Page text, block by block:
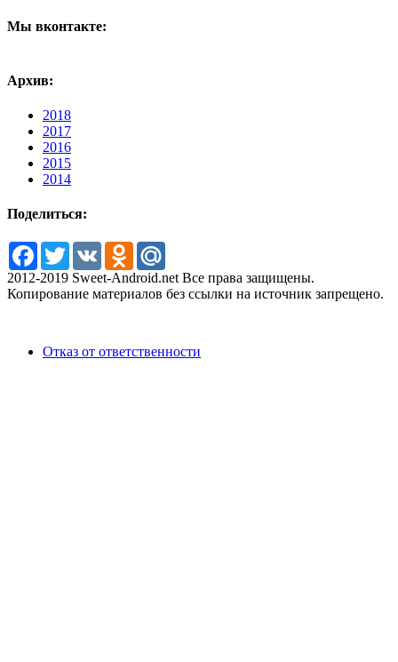
Мы вконтакте:
Архив:
2018
2017
2016
2015
2014
Поделиться:
Facebook
TwitterVK Odnoklassniki
2012-2019 Sweet-Android.net Все права защищены.
Копирование материалов без ссылки на источник запрещено.
Отказ от ответственности